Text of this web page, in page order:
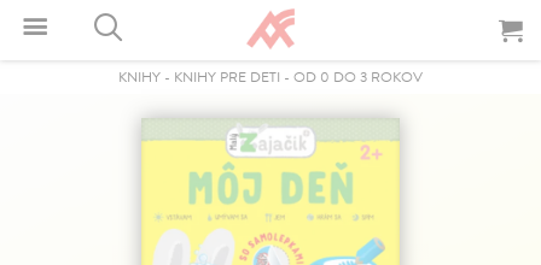
KNIHY - KNIHY PRE DETI - OD 0 DO 3 ROKOV